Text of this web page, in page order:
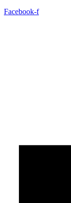
Facebook-f